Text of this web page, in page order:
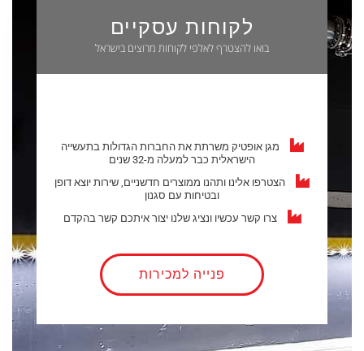
לקוחות עסקיים
בואו להצטרף לאלפי לקוחות מרוצים בישראל
מגן אופטיק משרתת את החברות הגדולות בתעשייה
הישראלית כבר למעלה מ-32 שנים
הצטרפו אלינו ותהנו ממוצרים חדשניים, שירות יוצא דופן
ובטיחות עם סגנון
צרו קשר עכשיו ונציג שלנו יצור איתכם קשר בהקדם
פנייה למכירות